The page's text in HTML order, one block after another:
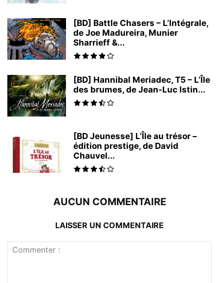
[BD] Battle Chasers – L’Intégrale,
de Joe Madureira, Munier
Sharrieff &...
[BD] Hannibal Meriadec, T5 – L’Île
des brumes, de Jean-Luc Istin...
[BD Jeunesse] L’Île au trésor –
édition prestige, de David
Chauvel...
AUCUN COMMENTAIRE
LAISSER UN COMMENTAIRE